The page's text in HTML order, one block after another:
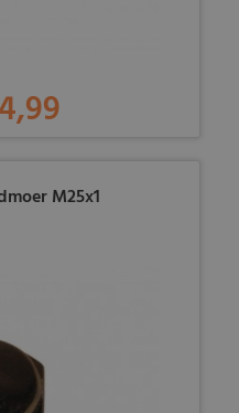
4,99
M25x1